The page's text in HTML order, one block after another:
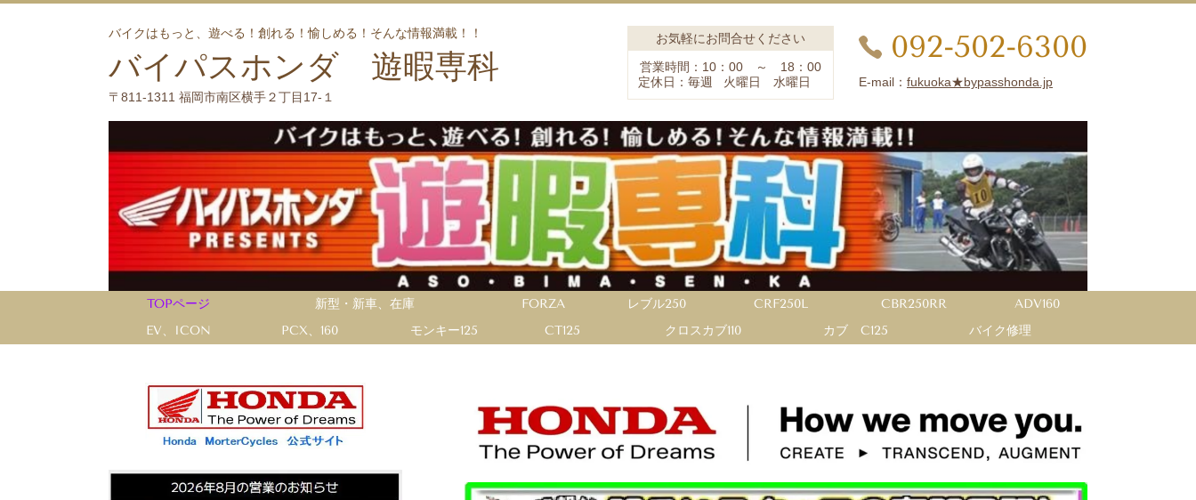
バイクはもっと、遊べる！創れる！愉しめる！そんな情報満載！！
バイパスホンダ 遊暇専科
〒811-1311 福岡市南区横手２丁目17-１
お気軽にお問合せください
営業時間：10：00 ～ 18：00
定休日：毎週 火曜日 水曜日
092-502-6300
E-mail： fukuoka★bypasshonda.jp
TOPページ 新型・新車、在庫 FORZA レブル250 CRF250L CBR250RR
ADV160
EV、ICON
PCX、160 モンキー125 CT125 クロスカブ110 カブ C125 バイク修理